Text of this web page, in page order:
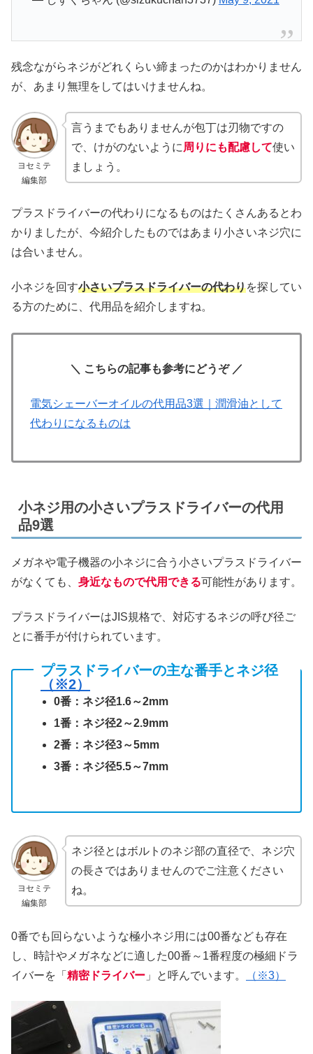
残念ながらネジがどれくらい締まったのかはわかりません
が、あまり無理をしてはいけませんね。
ヨセミテ
編集部
言うまでもありませんが包丁は刃物ですの
で、けがのないように 周りにも配慮して使い
ましょう。
プラスドライバーの代わりになるものはたくさんあるとわ
かりましたが、今紹介したものではあまり小さいネジ穴に
は合いません。
小ネジを回す小さいプラスドライバーの代わりを探してい
る方のために、代用品を紹介しますね。
＼ こちらの記事も参考にどうぞ ／
電気シェーバーオイルの代用品3選｜潤滑油として
代わりになるものは
小ネジ用の小さいプラスドライバーの代用
品9選
メガネや電子機器の小ネジに合う小さいプラスドライバー
がなくても、 身近なもので代用できる可能性があります。
プラスドライバーはJIS規格で、対応するネジの呼び径ご
とに番手が付けられています。
プラスドライバーの主な番手とネジ径
（※2）
0番：ネジ径1.6～2mm
1番：ネジ径2～2.9mm
2番：ネジ径3～5mm
3番：ネジ径5.5～7mm
ヨセミテ
編集部
ネジ径とはボルトのネジ部の直径で、ネジ穴
の長さではありませんのでご注意ください
ね。
0番でも回らないような極小ネジ用には00番なども存在
し、時計やメガネなどに適した00番～1番程度の極細ドラ
イバーを「 精密ドライバー 」と呼んでいます。 （※3）